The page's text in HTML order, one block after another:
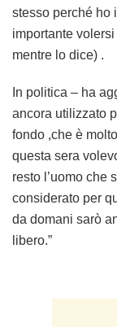
stesso perché ho
importante
mentre lo dice) .
In politica – ha
ancora utilizzato
fondo ,che è
questa sera
resto l’uomo che
considerato per
da domani sarò
libero.”